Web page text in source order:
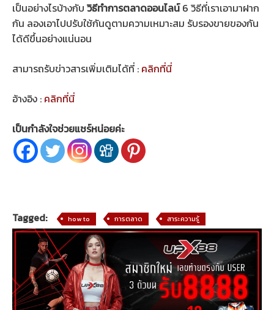
เป็นอย่างไรบ้างกับ วิธีทำการตลาดออนไลน์6 วิธีที่เราเอามาฝาก
กัน ลองเอาไปปรับใช้กันดูตามความเหมาะสม รับรองขายของกัน
ได้ดีขึ้นอย่างแน่นอน
สามารถรับข่าวสารเพิ่มเติมได้ที่ : คลิกที่นี่
อ้างอิง : คลิกที่นี่
เป็นกำลังใจช่วยแชร์หน่อยค่ะ
Tagged: how to การตลาด สาระความรู้